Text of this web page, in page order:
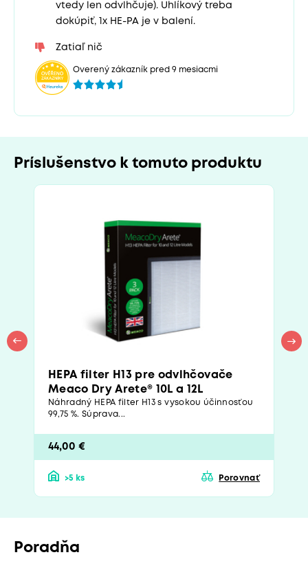
vtedy len odvlhčuje). Uhlíkový treba
dokúpiť, 1x HE-PA je v balení.
Zatiaľ nič
Overený zákazník pred 9 mesiacmi
Príslušenstvo k tomuto produktu
HEPA filter H13 pre odvlhčovače
Meaco Dry Arete® 10L a 12L
Náhradný HEPA filter H13 s vysokou účinnosťou
99,75 %. Súprava...
44,00 €
>5 ks Porovnať
Poradňa